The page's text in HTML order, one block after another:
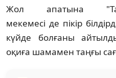
Жол апатына
мекемесі де пікір
күйде болғаны
оқиға шамамен таңғы